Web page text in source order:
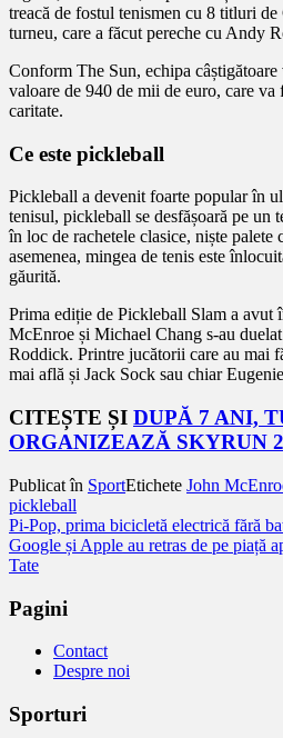
treacă de fostul tenismen cu 8 titluri
turneu, care a făcut pereche cu Andy
Conform The Sun, echipa
valoare de 940 de mii de euro, care
caritate.
Ce este pickleball
Pickleball a devenit foarte popular în
tenisul, pickleball se desfășoară pe un
în loc de rachetele clasice, niște
asemenea, mingea de tenis este
găurită.
Prima ediție de Pickleball Slam a avut
McEnroe și Michael Chang s-au
Roddick. Printre jucătorii care au mai
mai află și Jack Sock sau chiar
CITEȘTE ȘI DUPĂ 7 ANI,
ORGANIZEAZĂ SKYRUN
Publicat în SportEtichete John
pickleball
Navigare
în
Pi-Pop, prima bicicletă electrică fără
Google și Apple au retras de pe piață
Tate
Pagini
Contact
Despre noi
Sporturi